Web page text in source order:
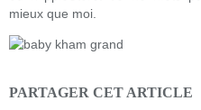
mieux que moi.
PARTAGER CET ARTICLE